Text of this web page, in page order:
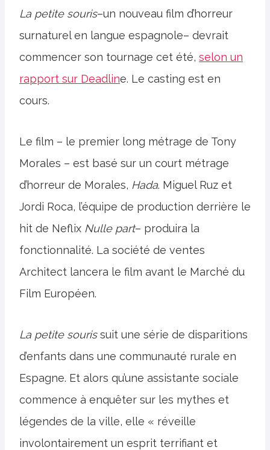
La petite souris–un nouveau film d’horreur
surnaturel en langue espagnole– devrait
commencer son tournage cet été, selon un
rapport sur Deadline. Le casting est en
cours.
Le film – le premier long métrage de Tony
Morales – est basé sur un court métrage
d’horreur de Morales, Hada. Miguel Ruz et
Jordi Roca, l’équipe de production derrière le
hit de Neflix Nulle part– produira la
fonctionnalité. La société de ventes
Architect lancera le film avant le Marché du
Film Européen.
La petite sourissuit une série de disparitions
d’enfants dans une communauté rurale en
Espagne. Et alors qu’une assistante sociale
commence à enquêter sur les mythes et
légendes de la ville, elle « réveille
involontairement un esprit terrifiant et